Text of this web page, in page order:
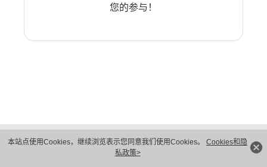
本站点使用Cookies，继续浏览表示您同意我们使用Cookies。 Cookies和隐
私政策>
您的参与！
隐私保护
法律声明